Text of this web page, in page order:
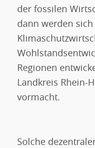
der fossilen
dann werden sich
Regionen
Landkreis Rhein-
vormacht.
Solche